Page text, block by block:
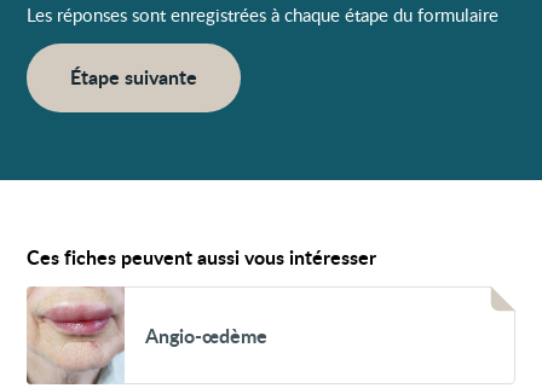
Les réponses sont enregistrées à chaque étape du formulaire
Étape suivante
Ces fiches peuvent aussi vous intéresser
Voir
Angio-
œdème
Angio-œdème